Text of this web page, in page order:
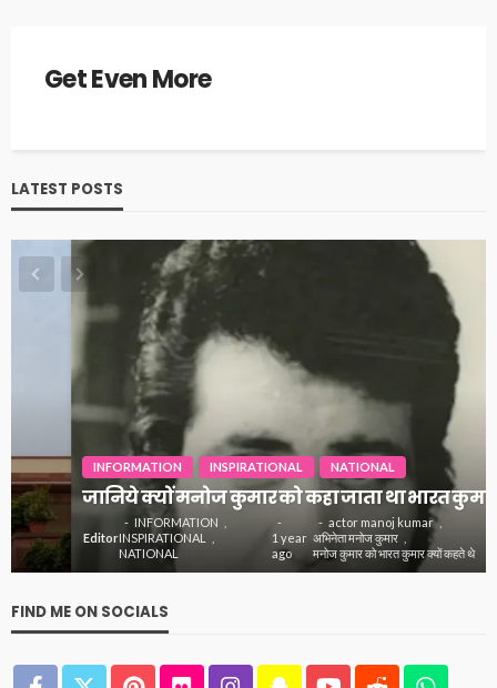
Get Even More
LATEST POSTS
INFORMATION INSPIRATIONAL NATIONAL
जानिये क्यों मनोज कुमार को कहा जाता था भारत कुमार
Editor
INFORMATION
INSPIRATIONAL
actor manoj kumar
अभिनेता मनोज कुमार
मनोज कुमार को भारत कुमार क्यों कहते थे
FIND ME ON SOCIALS